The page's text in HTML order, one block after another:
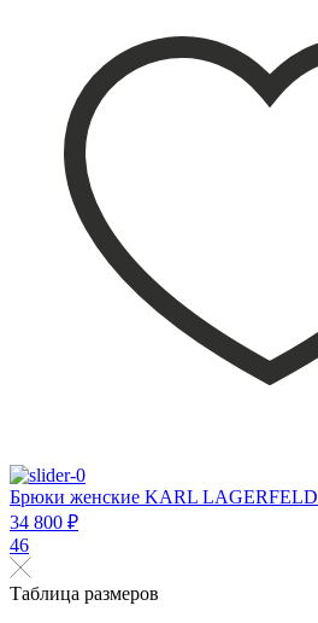
Брюки женские KARL LAGERFELD
34 800 ₽
46
Таблица размеров